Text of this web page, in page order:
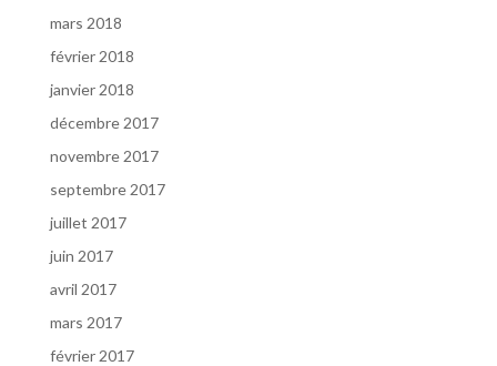
mars 2018
février 2018
janvier 2018
décembre 2017
novembre 2017
septembre 2017
juillet 2017
juin 2017
avril 2017
mars 2017
février 2017